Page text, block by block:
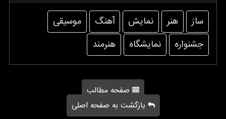
ساز هنر نمایش آهنگ
موسیقی
جشنواره
نمایشگاه هنرمند
صفحه مطالب
بازگشت به صفحه اصلی